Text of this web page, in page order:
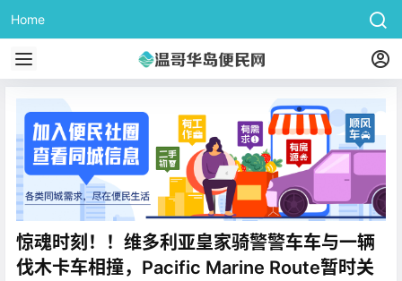
Home
惊魂时刻！！维多利亚皇家骑警警车车与一辆
伐木卡车相撞，Pacific Marine Route暂时关